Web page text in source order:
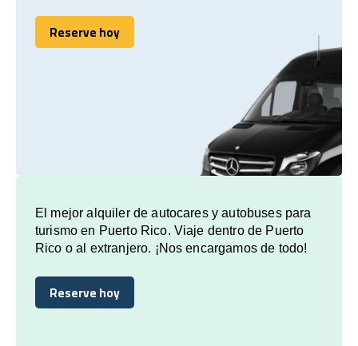
Reserve hoy
Reserve hoy
El mejor alquiler de autocares y autobuses para
turismo en Puerto Rico. Viaje dentro de Puerto
Rico o al extranjero. ¡Nos encargamos de todo!
Reserve hoy
Reserve hoy